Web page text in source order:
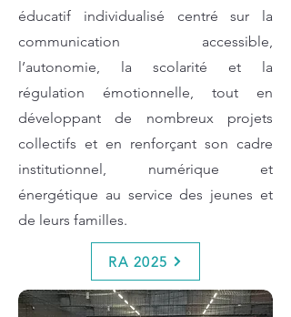
éducatif individualisé centré sur la
communication accessible,
l’autonomie, la scolarité et la
régulation émotionnelle, tout en
développant de nombreux projets
collectifs et en renforçant son cadre
institutionnel, numérique et
énergétique au service des jeunes et
de leurs familles.
RA 2025